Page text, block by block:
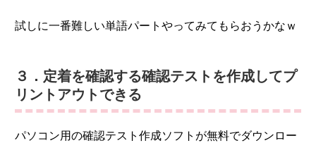
試しに一番難しい単語パートやってみてもらおうかなｗ
３．定着を確認する確認テストを作成してプ
リントアウトできる
パソコン用の確認テスト作成ソフトが無料でダウンロー